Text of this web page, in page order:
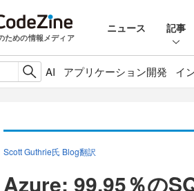
ための情報メディア
ニュース 記事
AI アプリケーション開発 イ
Scott Guthrie氏 Blog翻訳
Azure: 99.95％の